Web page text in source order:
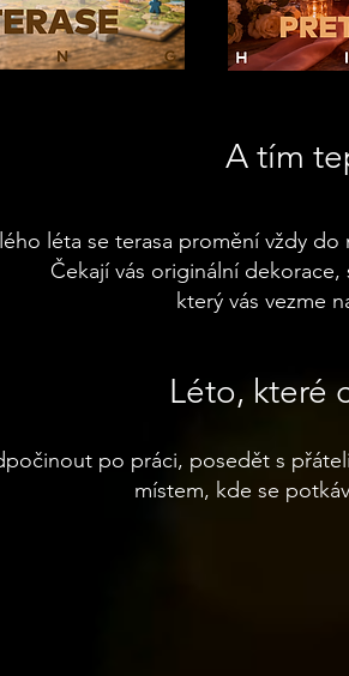
A tím
léta se terasa promění vždy
Čekají vás originální
který vás vezme
Léto, které
po práci, posedět s
místem, kde se